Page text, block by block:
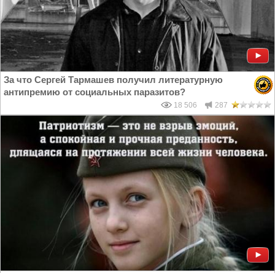
За что Сергей Тармашев получил литературную
антипремию от социальных паразитов?
18 506 287